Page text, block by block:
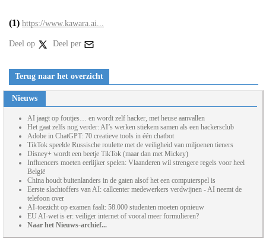
(1) https://www.kawara.ai...
Deel op Deel per
Terug naar het overzicht
Nieuws
AI jaagt op foutjes… en wordt zelf hacker, met heuse aanvallen
Het gaat zelfs nog verder: AI’s werken stiekem samen als een hackersclub
Adobe in ChatGPT: 70 creatieve tools in één chatbot
TikTok speelde Russische roulette met de veiligheid van miljoenen tieners
Disney+ wordt een beetje TikTok (maar dan met Mickey)
Influencers moeten eerlijker spelen: Vlaanderen wil strengere regels voor heel
België
China houdt buitenlanders in de gaten alsof het een computerspel is
Eerste slachtoffers van AI: callcenter medewerkers verdwijnen - AI neemt de
telefoon over
AI-toezicht op examen faalt: 58.000 studenten moeten opnieuw
EU AI-wet is er: veiliger internet of vooral meer formulieren?
Naar het Nieuws-archief...